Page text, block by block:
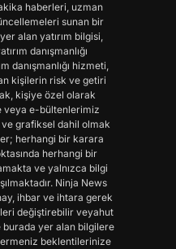
haberleri, uzman
sunan bir
alan yatırım bilgisi,
danışmanlığı
danışmanlığı hizmeti,
kişilerin risk ve getiri
kişiye özel olarak
veya e-bültenlerimiz
ve grafiksel dahil olmak
herhangi bir karara
herhangi bir
ve yalnızca bilgi
Ninja News
ihbar ve ihtara gerek
değiştirebilir veyahut
burada yer alan bilgilere
beklentilerinize